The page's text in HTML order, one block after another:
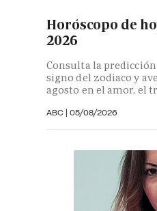
Horóscopo de
2026
Consulta la
signo del zodiaco y
agosto en el amor, el
ABC | 05/08/2026